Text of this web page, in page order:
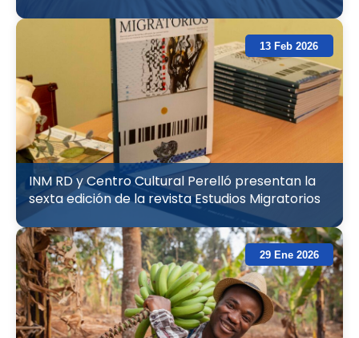
13 Feb 2026
INM RD y Centro Cultural Perelló presentan la
sexta edición de la revista Estudios Migratorios
29 Ene 2026